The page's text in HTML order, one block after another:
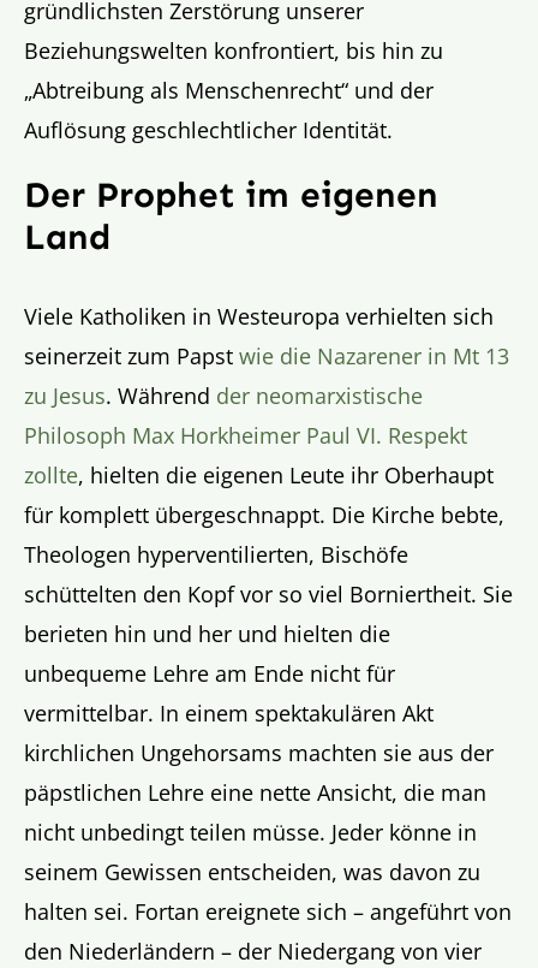
gründlichsten Zerstörung unserer
Beziehungswelten konfrontiert, bis hin zu
„Abtreibung als Menschenrecht“ und der
Auflösung geschlechtlicher Identität.
Der Prophet im eigenen
Land
Viele Katholiken in Westeuropa verhielten sich
seinerzeit zum Papst wie die Nazarener in Mt 13
zu Jesus. Während der neomarxistische
Philosoph Max Horkheimer Paul VI. Respekt
zollte, hielten die eigenen Leute ihr Oberhaupt
für komplett übergeschnappt. Die Kirche bebte,
Theologen hyperventilierten, Bischöfe
schüttelten den Kopf vor so viel Borniertheit. Sie
berieten hin und her und hielten die
unbequeme Lehre am Ende nicht für
vermittelbar. In einem spektakulären Akt
kirchlichen Ungehorsams machten sie aus der
päpstlichen Lehre eine nette Ansicht, die man
nicht unbedingt teilen müsse. Jeder könne in
seinem Gewissen entscheiden, was davon zu
halten sei. Fortan ereignete sich – angeführt von
den Niederländern – der Niedergang von vier